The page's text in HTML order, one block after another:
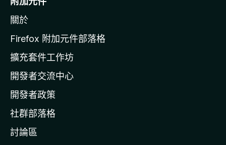
i
l
a
官
網
關於
Firefox 附加元件部落格
擴充套件工作坊
開發者交流中心
開發者政策
社群部落格
討論區